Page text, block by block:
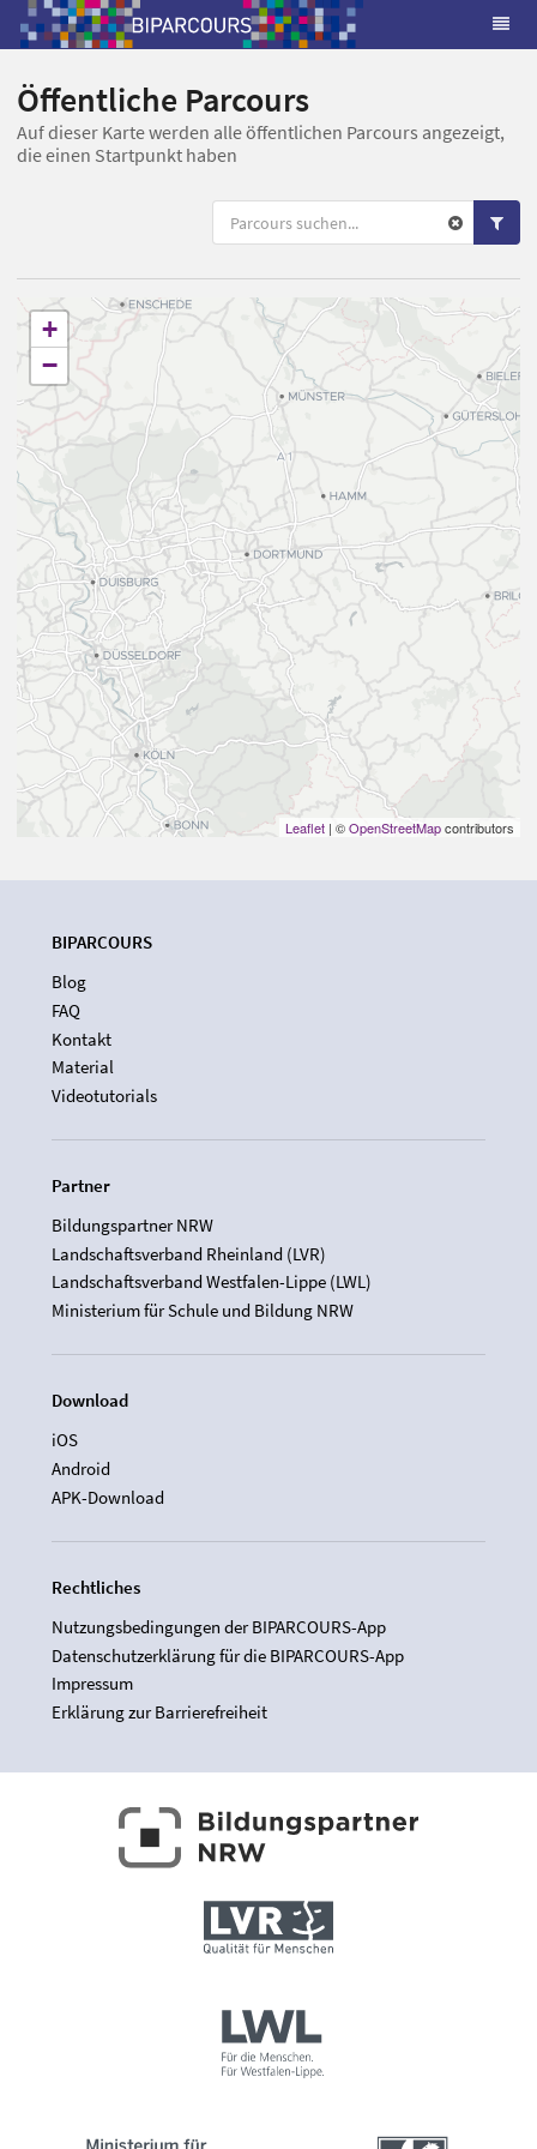
Öffentliche Parcours
Auf dieser Karte werden alle öffentlichen Parcours angezeigt,
die einen Startpunkt haben
+
−
Leaflet | ©OpenStreetMapcontributors
BIPARCOURS
Blog
FAQ
Kontakt
Material
Videotutorials
Partner
Bildungspartner NRW
Landschaftsverband Rheinland (LVR)
Landschaftsverband Westfalen-Lippe (LWL)
Ministerium für Schule und Bildung NRW
Download
iOS
Android
APK-Download
Rechtliches
Nutzungsbedingungen der BIPARCOURS-App
Datenschutzerklärung für die BIPARCOURS-App
Impressum
Erklärung zur Barrierefreiheit